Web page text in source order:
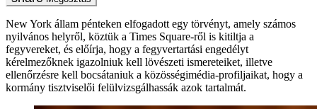
New York állam pénteken elfogadott egy törvényt, amely számos
nyilvános helyről, köztük a Times Square-ről is kitiltja a
fegyvereket, és előírja, hogy a fegyvertartási engedélyt
kérelmezőknek igazolniuk kell lövészeti ismereteiket, illetve
ellenőrzésre kell bocsátaniuk a közösségimédia-profiljaikat, hogy a
kormány tisztviselői felülvizsgálhassák azok tartalmát.